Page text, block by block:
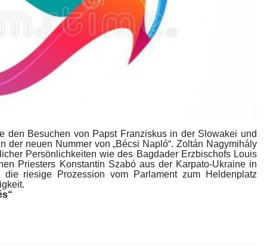
den Besuchen von Papst Franziskus in der Slowakei und
der neuen Nummer von „Bécsi Napló“. Zoltán Nagymihály
Persönlichkeiten wie des Bagdader Erzbischofs Louis
Priesters Konstantin Szabó aus der Karpato-Ukraine in
riesige Prozession vom Parlament zum Heldenplatz